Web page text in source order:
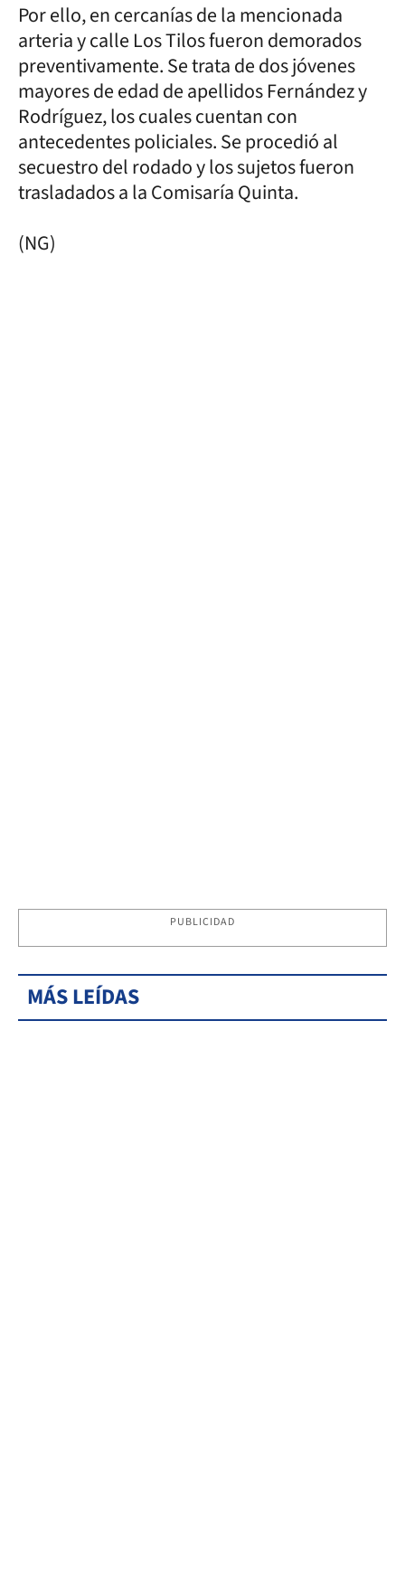
Por ello, en cercanías de la mencionada
arteria y calle Los Tilos fueron demorados
preventivamente. Se trata de dos jóvenes
mayores de edad de apellidos Fernández y
Rodríguez, los cuales cuentan con
antecedentes policiales. Se procedió al
secuestro del rodado y los sujetos fueron
trasladados a la Comisaría Quinta.
(NG)
PUBLICIDAD
MÁS LEÍDAS